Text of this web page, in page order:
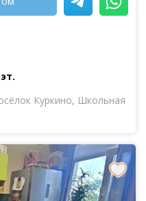
Куркино, Школьная